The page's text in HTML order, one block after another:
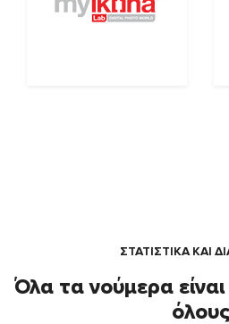
ΣΤΑΤΙΣΤΙΚΑ ΚΑΙ
Όλα τα νούμερα
όλους